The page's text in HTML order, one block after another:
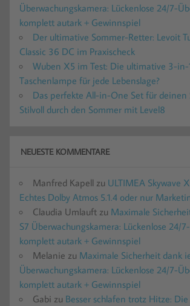
Überwachungskamera: Lückenlose 24/7-
komplett autark + Gewinnspiel
Der ultimative Sommer-Retter: Levoit
Classic 36 DC im Praxischeck
Wuben X5 im Test: Die ultimative 3-in-
Taschenlampe für jede Lebenslage?
Das perfekte All-in-One Set für deinen
Stilvoll durch den Sommer mit Level8
NEUESTE KOMMENTARE
Manfred Kapell zu ULTIMEA Skywave
Echtes Dolby Atmos 5.1.4 oder nur
Claudia Umlauft zu Maximale
S7 Überwachungskamera: Lückenlose 24/
komplett autark + Gewinnspiel
Melanie zu Maximale Sicherheit dank
Überwachungskamera: Lückenlose 24/7-
komplett autark + Gewinnspiel
Gabi zu Besser schlafen trotz Hitze: